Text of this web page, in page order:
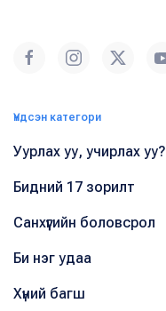
Үндсэн категори
Уурлах уу, учирлах уу?
Бидний 17 зорилт
Санхүүгийн боловсрол
Би нэг удаа
Хүний багш